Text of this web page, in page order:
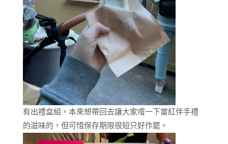
有出禮盒組，本來想帶回去讓大家嚐一下當紅伴手禮
的滋味的，但可惜保存期限很短只好作罷。